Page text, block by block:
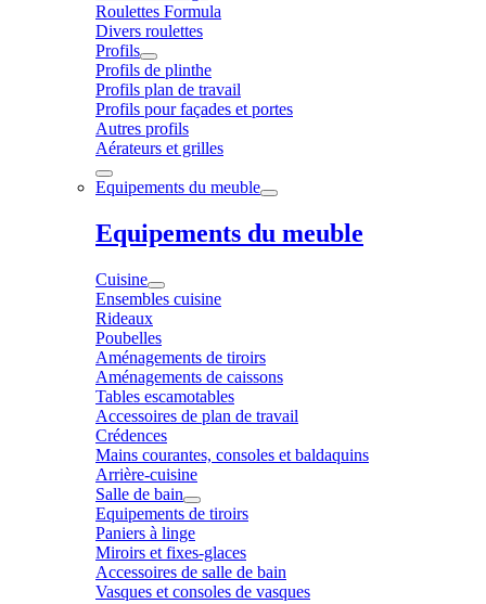
Roulettes Formula
Divers roulettes
Profils
Profils de plinthe
Profils plan de travail
Profils pour façades et portes
Autres profils
Aérateurs et grilles
Equipements du meuble
Equipements du meuble
Cuisine
Ensembles cuisine
Rideaux
Poubelles
Aménagements de tiroirs
Aménagements de caissons
Tables escamotables
Accessoires de plan de travail
Crédences
Mains courantes, consoles et baldaquins
Arrière-cuisine
Salle de bain
Equipements de tiroirs
Paniers à linge
Miroirs et fixes-glaces
Accessoires de salle de bain
Vasques et consoles de vasques